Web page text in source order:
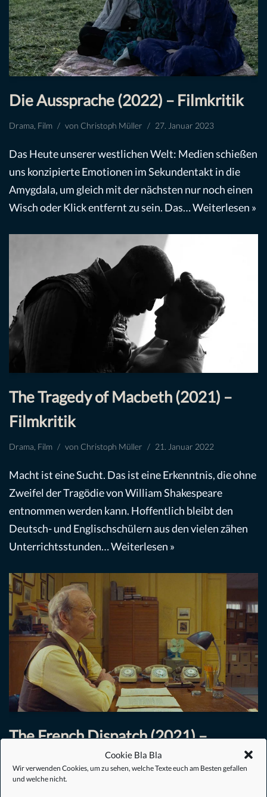
Cookie Bla Bla
Wir verwenden Cookies, um zu sehen, welche Texte euch am Besten gefallen
und welche nicht.
Die Aussprache (2022) – Filmkritik
Drama Film von Christoph Müller 27. Januar 2023
Das Heute unserer westlichen Welt: Medien schießen
uns konzipierte Emotionen im Sekundentakt in die
Amygdala, um gleich mit der nächsten nur noch einen
Wisch oder Klick entfernt zu sein. Das…Weiterlesen »
The Tragedy of Macbeth (2021) –
Filmkritik
Drama Film von Christoph Müller 21. Januar 2022
Macht ist eine Sucht. Das ist eine Erkenntnis, die ohne
Zweifel der Tragödie von William Shakespeare
entnommen werden kann. Hoffentlich bleibt den
Deutsch- und Englischschülern aus den vielen zähen
Unterrichtsstunden…Weiterlesen »
The French Dispatch (2021) –